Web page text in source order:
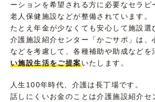
ーションを希望される方に必要なセラピ
老人保健施設などが整備されています。
たとえ年金が少なくても安心して施設選
介護施設紹介センター「かごサポ」は、
などを考慮して、各種補助や助成などを
い施設生活をご提案いたします。
人生100年時代、介護は長丁場です。
話しにくいお金のことは介護施設紹介セ